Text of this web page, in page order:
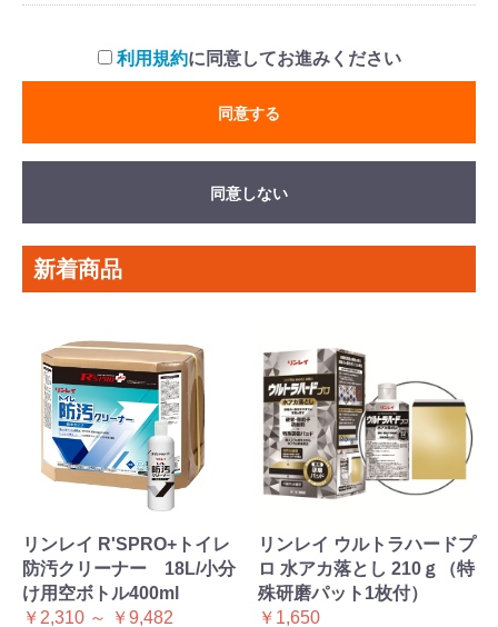
利用規約に同意してお進みください
同意する
同意しない
新着商品
リンレイ R'SPRO+トイレ
防汚クリーナー 18L/小分
け用空ボトル400ml
￥2,310 ～ ￥9,482
リンレイ ウルトラハードプ
ロ 水アカ落とし 210ｇ（特
殊研磨パット1枚付）
￥1,650